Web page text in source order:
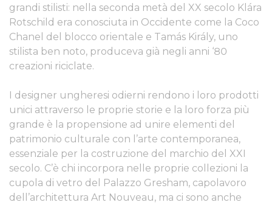
grandi stilisti: nella seconda metà del XX secolo Klára
Rotschild era conosciuta in Occidente come la Coco
Chanel del blocco orientale e Tamás Király, uno
stilista ben noto, produceva già negli anni ‘80
creazioni riciclate.
I designer ungheresi odierni rendono i loro prodotti
unici attraverso le proprie storie e la loro forza più
grande è la propensione ad unire elementi del
patrimonio culturale con l’arte contemporanea,
essenziale per la costruzione del marchio del XXI
secolo. C’è chi incorpora nelle proprie collezioni la
cupola di vetro del Palazzo Gresham, capolavoro
dell’architettura Art Nouveau, ma ci sono anche